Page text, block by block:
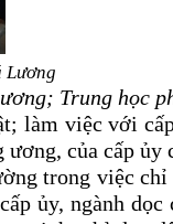
Lương
Trung học
làm việc với
của cấp ủy
trong việc
ủy, ngành dọc